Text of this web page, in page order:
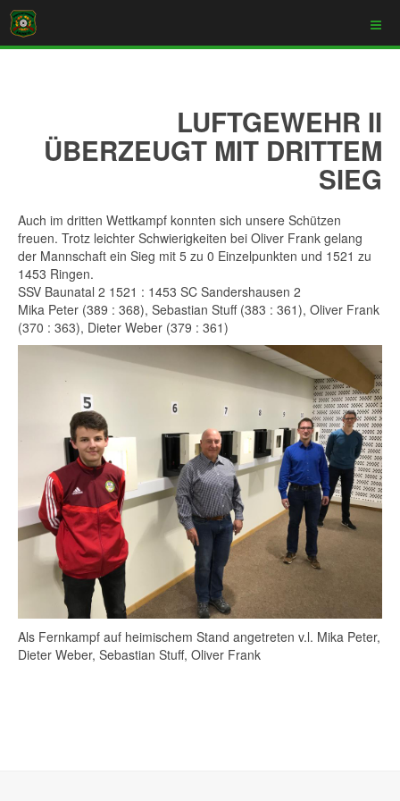
LUFTGEWEHR II
ÜBERZEUGT MIT DRITTEM
SIEG
Auch im dritten Wettkampf konnten sich unsere Schützen
freuen. Trotz leichter Schwierigkeiten bei Oliver Frank gelang
der Mannschaft ein Sieg mit 5 zu 0 Einzelpunkten und 1521 zu
1453 Ringen.
SSV Baunatal 2 1521 : 1453 SC Sandershausen 2
Mika Peter (389 : 368), Sebastian Stuff (383 : 361), Oliver Frank
(370 : 363), Dieter Weber (379 : 361)
Als Fernkampf auf heimischem Stand angetreten v.l. Mika Peter,
Dieter Weber, Sebastian Stuff, Oliver Frank